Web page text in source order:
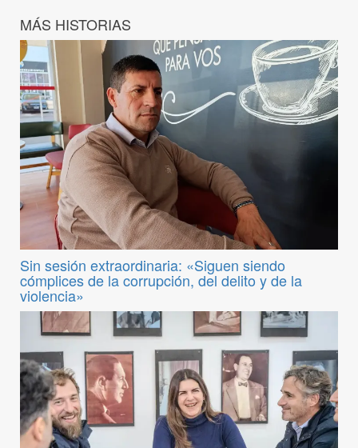
MÁS HISTORIAS
Sin sesión extraordinaria: «Siguen siendo
cómplices de la corrupción, del delito y de la
violencia»